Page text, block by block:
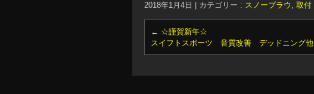
2018年1月4日 カテゴリー : スノープラウ , 取付
← ☆謹賀新年☆
スイフトスポーツ 音質改善 デッドニング他